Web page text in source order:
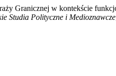
Granicznej w kontekście
Studia Polityczne i Medioznawcze